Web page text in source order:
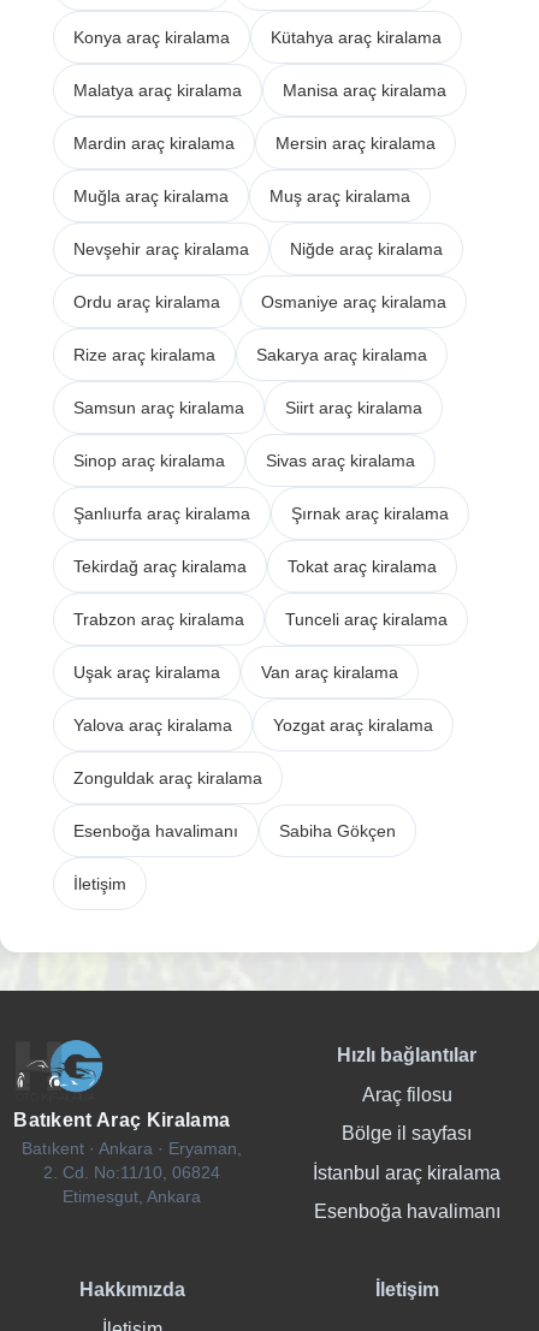
Konya araç kiralama Kütahya araç kiralama
Malatya araç kiralama Manisa araç kiralama
Mardin araç kiralama Mersin araç kiralama
Muğla araç kiralama Muş araç kiralama
Nevşehir araç kiralama Niğde araç kiralama
Ordu araç kiralama Osmaniye araç kiralama
Rize araç kiralama Sakarya araç kiralama
Samsun araç kiralama Siirt araç kiralama
Sinop araç kiralama Sivas araç kiralama
Şanlıurfa araç kiralama Şırnak araç kiralama
Tekirdağ araç kiralama Tokat araç kiralama
Trabzon araç kiralama Tunceli araç kiralama
Uşak araç kiralama Van araç kiralama
Yalova araç kiralama Yozgat araç kiralama
Zonguldak araç kiralama
Esenboğa havalimanı Sabiha Gökçen
İletişim
Batıkent Araç Kiralama
Batıkent · Ankara · Eryaman,
2. Cd. No:11/10, 06824
Etimesgut, Ankara
Hızlı bağlantılar
Araç filosu
Bölge il sayfası
İstanbul araç kiralama
Esenboğa havalimanı
Hakkımızda
İletişim